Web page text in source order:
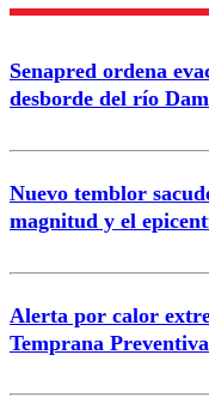
Correo
Senapred ordena
desborde del río
Nuevo temblor
magnitud y el
Alerta por calor
Temprana